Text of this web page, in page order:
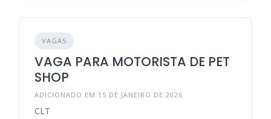
VAGAS
VAGA PARA MOTORISTA DE PET
SHOP
ADICIONADO EM 15 DE JANEIRO DE 2026
CLT